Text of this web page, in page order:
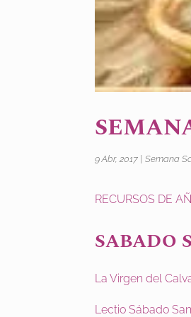
9 Abr, 2017 |Semana
RECURSOS DE
SABADO
La Virgen del
Lectio Sábado